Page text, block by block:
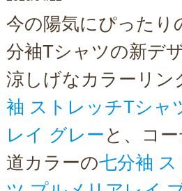
今の陽気にぴったり
分袖Tシャツの新デ
涼しげなカラーリン
袖 ストレッチTシャ
レイ グレー と、コ
道カラーの七分袖